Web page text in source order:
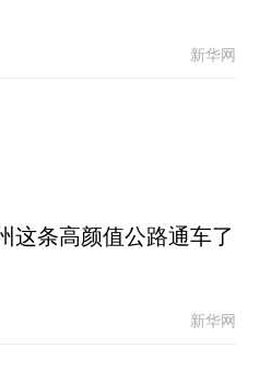
新华网
这条高颜值公路通车了
新华网